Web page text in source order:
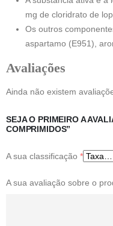
mg de cloridrato de
Os outros
aspartamo (E951),
Avaliações
Ainda não existem
SEJA O PRIMEIRO A
COMPRIMIDOS”
A sua classificação *
A sua avaliação sobre o